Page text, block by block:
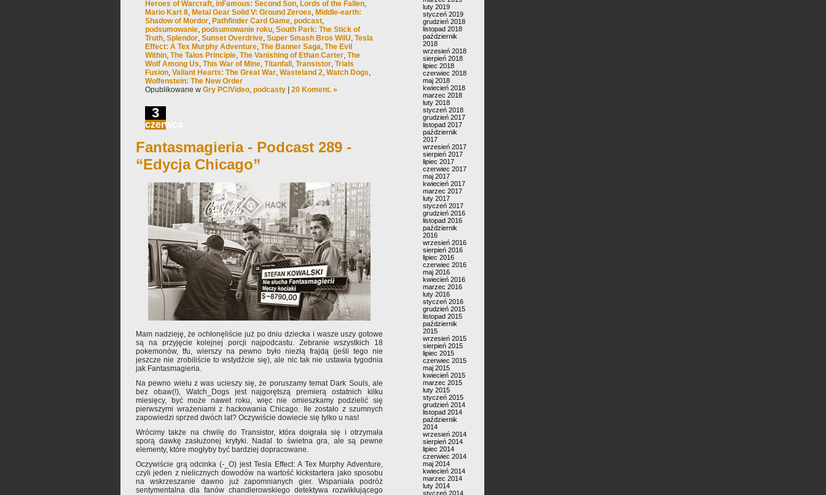
Heroes of Warcraft, inFamous: Second Son, Lords of the Fallen,
Mario Kart 8, Metal Gear Solid V: Ground Zeroes, Middle-earth:
Shadow of Mordor, Pathfinder Card Game, podcast,
podsumowanie, podsumowanie roku, South Park: The Stick of
Truth, Splendor, Sunset Overdrive, Super Smash Bros WiiU, Tesla
Effect: A Tex Murphy Adventure, The Banner Saga, The Evil
Within, The Talos Principle, The Vanishing of Ethan Carter, The
Wolf Among Us, This War of Mine, Titanfall , Transistor, Trials
Fusion, Valiant Hearts: The Great War, Wasteland 2, Watch Dogs,
Wolfenstein: The New Order
Opublikowane w Gry PC/Video, podcasty 20 Koment. »
3
czerwca
Fantasmagieria - Podcast 289 -
“Edycja Chicago”
Mam nadzieję, że ochłonęliście już po dniu dziecka i wasze uszy gotowe
są na przyjęcie kolejnej porcji najpodcastu. Zebranie wszystkich 18
pokemonów, tfu, wierszy na pewno było niezłą frajdą (jeśli tego nie
jeszcze nie zrobiliście to wstydźcie się), ale nic tak nie ustawia tygodnia
jak Fantasmagieria.
Na pewno wielu z was ucieszy się, że poruszamy temat Dark Souls, ale
bez obaw(!), Watch_Dogs jest najgorętszą premierą ostatnich kilku
miesięcy, być może nawet roku, więc nie omieszkamy podzielić się
pierwszymi wrażeniami z hackowania Chicago. Ile zostało z szumnych
zapowiedzi sprzed dwóch lat? Oczywiście dowiecie się tylko u nas!
Wrócimy także na chwilę do Transistor, która doigrała się i otrzymała
sporą dawkę zasłużonej krytyki. Nadal to świetna gra, ale są pewne
elementy, które mogłyby być bardziej dopracowane.
Oczywiście grą odcinka (-_O) jest Tesla Effect: A Tex Murphy Adventure,
czyli jeden z nielicznych dowodów na wartość kickstartera jako sposobu
na wskrzeszanie dawno już zapomnianych gier. Wspaniała podróż
sentymentalna dla fanów chandlerowskiego detektywa rozwikłującego
luty 2019
styczeń 2019
grudzień 2018
listopad 2018
październik
2018
wrzesień 2018
sierpień 2018
lipiec 2018
czerwiec 2018
maj 2018
kwiecień 2018
marzec 2018
luty 2018
styczeń 2018
grudzień 2017
listopad 2017
październik
2017
wrzesień 2017
sierpień 2017
lipiec 2017
czerwiec 2017
maj 2017
kwiecień 2017
marzec 2017
luty 2017
styczeń 2017
grudzień 2016
listopad 2016
październik
2016
wrzesień 2016
sierpień 2016
lipiec 2016
czerwiec 2016
maj 2016
kwiecień 2016
marzec 2016
luty 2016
styczeń 2016
grudzień 2015
listopad 2015
październik
2015
wrzesień 2015
sierpień 2015
lipiec 2015
czerwiec 2015
maj 2015
kwiecień 2015
marzec 2015
luty 2015
styczeń 2015
grudzień 2014
listopad 2014
październik
2014
wrzesień 2014
sierpień 2014
lipiec 2014
czerwiec 2014
maj 2014
kwiecień 2014
marzec 2014
luty 2014
styczeń 2014